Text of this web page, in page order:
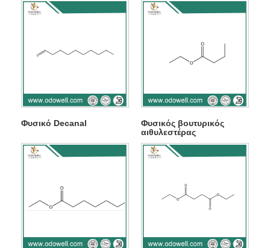
Φυσικό Decanal
Φυσικός βουτυρικός
αιθυλεστέρας